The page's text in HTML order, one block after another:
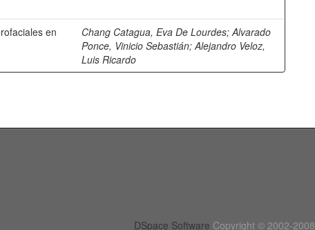
en
Chang Catagua, Eva De Lourdes;Alvarado
Ponce, Vinicio Sebastián;Alejandro Veloz,
Luis Ricardo
DSpace Software Copyright © 2002-2008